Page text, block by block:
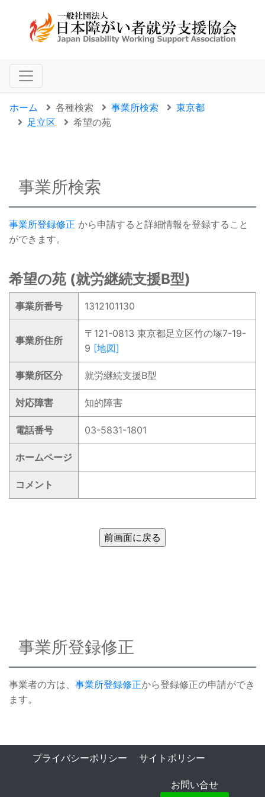
ホーム 各種検索 事業所検索
東京都
足立区
希望の苑
事業所検索
事業所登録修正 から申請すると詳細情報を登録すること
ができます。
希望の苑 (就労継続支援B型)
事業所番号 1312101130
事業所住所
〒121-0813 東京都足立区竹の塚7-19-
9 [地図]
事業所区分 就労継続支援B型
対応障害 知的障害
電話番号 03-5831-1801
ホームページ
コメント
事業所登録修正
事業者の方は、 事業所登録修正から登録修正の申請ができ
ます。
プライバシーポリシー サイトポリシー
お問い合せ